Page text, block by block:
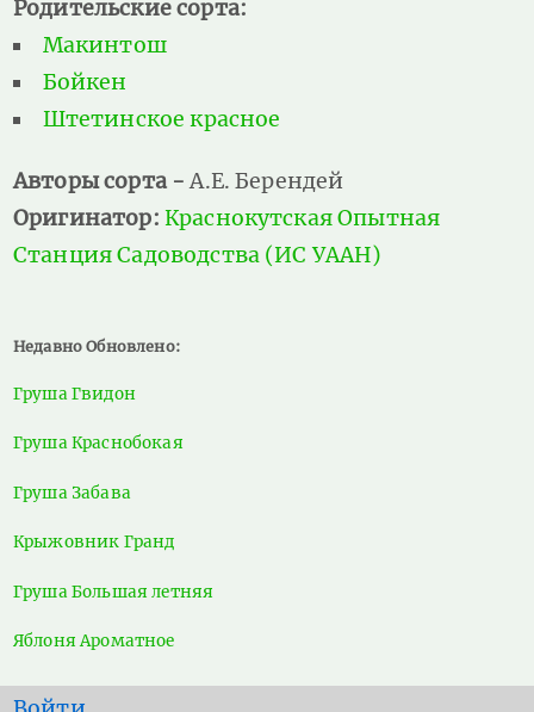
Родительские сорта:
Макинтош
Бойкен
Штетинское красное
Авторы сорта -А.Е. Берендей
Оригинатор: Краснокутская Опытная
Станция Садоводства (ИС УААН)
Недавно Обновлено:
Груша Гвидон
Груша Краснобокая
Груша Забава
Крыжовник Гранд
Груша Большая летняя
Яблоня Ароматное